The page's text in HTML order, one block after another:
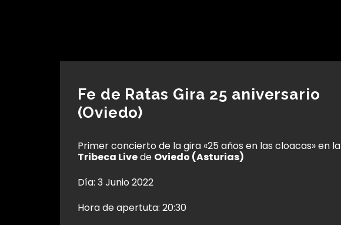
Fe de Ratas Gira 25 aniversario
(Oviedo)
Primer concierto de la gira «25 años en las cloacas» en la
Tribeca Livede Oviedo (Asturias)
Día: 3 Junio 2022
Hora de apertuta: 20:30